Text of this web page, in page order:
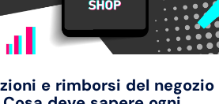
e rimborsi del negozio